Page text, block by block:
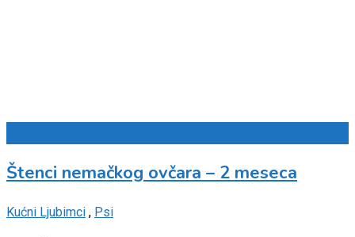
Štenci nemačkog ovčara – 2 meseca
Kućni Ljubimci , Psi